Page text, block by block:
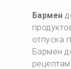
Бармен
отпуска
Бармен